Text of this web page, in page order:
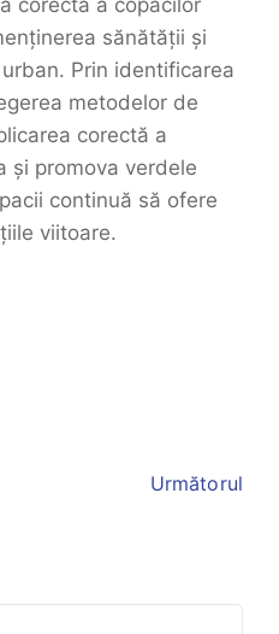
sănătății și
Prin identificarea
metodelor de
corectă a
și promova verdele
continuă să ofere
viitoare.
Următorul